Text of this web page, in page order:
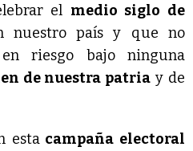
el medio siglo de
nuestro país y que no
riesgo bajo ninguna
de nuestra patria y de
estacampaña electoral